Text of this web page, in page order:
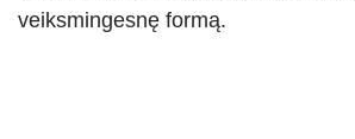
veiksmingesnę formą.